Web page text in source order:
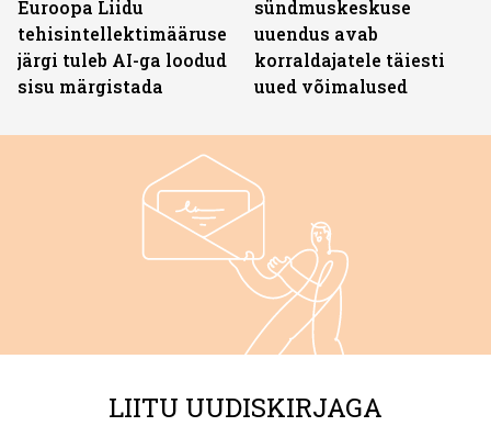
Euroopa Liidu
tehisintellektimääruse
järgi tuleb AI-ga loodud
sisu märgistada
sündmuskeskuse
uuendus avab
korraldajatele täiesti
uued võimalused
LIITU UUDISKIRJAGA